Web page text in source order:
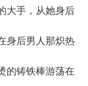
大手，从她身后
身后男人那炽热
的铸铁棒游荡在